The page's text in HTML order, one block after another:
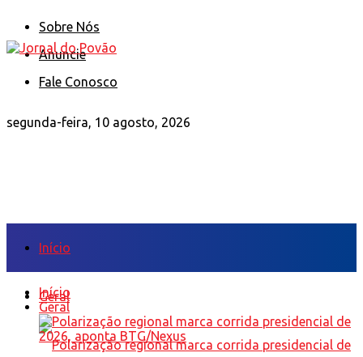
Sobre Nós
Anuncie
Fale Conosco
segunda-feira, 10 agosto, 2026
Início
Geral
Início
Geral